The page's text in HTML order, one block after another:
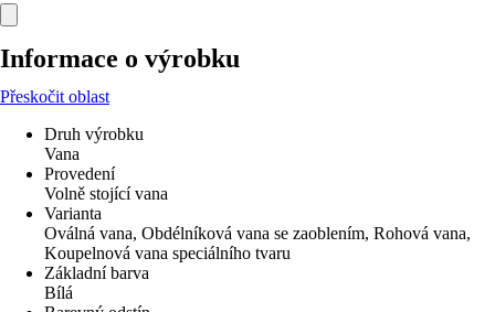
Informace o výrobku
Přeskočit oblast
Druh výrobku
Vana
Provedení
Volně stojící vana
Varianta
Oválná vana, Obdélníková vana se zaoblením, Rohová vana,
Koupelnová vana speciálního tvaru
Základní barva
Bílá